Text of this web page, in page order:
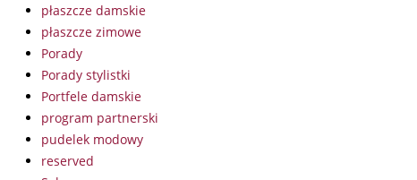
płaszcze damskie
płaszcze zimowe
Porady
Porady stylistki
Portfele damskie
program partnerski
pudelek modowy
reserved